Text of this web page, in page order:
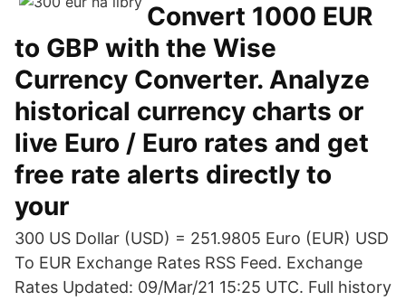
Convert 1000 EUR
to GBP with the Wise
Currency Converter. Analyze
historical currency charts or
live Euro / Euro rates and get
free rate alerts directly to
your
300 US Dollar (USD) = 251.9805 Euro (EUR) USD
To EUR Exchange Rates RSS Feed. Exchange
Rates Updated: 09/Mar/21 15:25 UTC. Full history